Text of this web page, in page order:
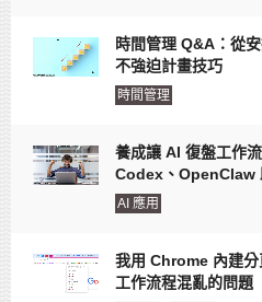
時間管理 Q&A：從
不強迫計畫技巧
時間管理
養成讓 AI 復盤工作
Codex、OpenClaw
AI 應用
我用 Chrome 內建
工作流程混亂的問題